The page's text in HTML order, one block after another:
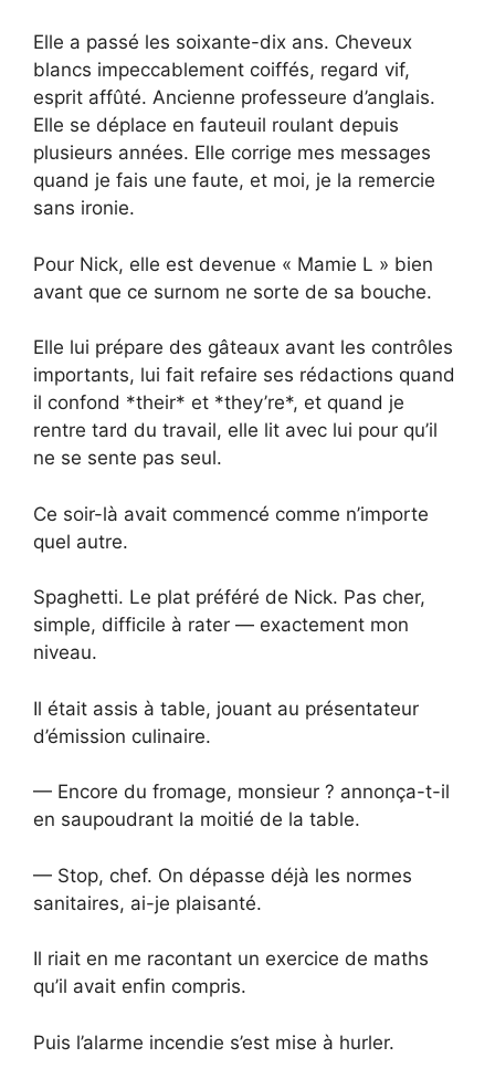
Elle a passé les soixante-dix ans. Cheveux
blancs impeccablement coiffés, regard vif,
esprit affûté. Ancienne professeure d’anglais.
Elle se déplace en fauteuil roulant depuis
plusieurs années. Elle corrige mes messages
quand je fais une faute, et moi, je la remercie
sans ironie.
Pour Nick, elle est devenue « Mamie L » bien
avant que ce surnom ne sorte de sa bouche.
Elle lui prépare des gâteaux avant les contrôles
importants, lui fait refaire ses rédactions quand
il confond *their* et *they’re*, et quand je
rentre tard du travail, elle lit avec lui pour qu’il
ne se sente pas seul.
Ce soir-là avait commencé comme n’importe
quel autre.
Spaghetti. Le plat préféré de Nick. Pas cher,
simple, difficile à rater — exactement mon
niveau.
Il était assis à table, jouant au présentateur
d’émission culinaire.
— Encore du fromage, monsieur ? annonça-t-il
en saupoudrant la moitié de la table.
— Stop, chef. On dépasse déjà les normes
sanitaires, ai-je plaisanté.
Il riait en me racontant un exercice de maths
qu’il avait enfin compris.
Puis l’alarme incendie s’est mise à hurler.